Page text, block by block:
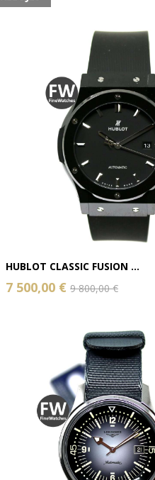
HUBLOT CLASSIC FUSION ...
7 500,00 € 9 800,00 €